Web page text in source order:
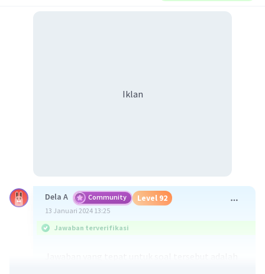
Iklan
Dela A Community Level 92
13 Januari 2024 13:25
Jawaban terverifikasi